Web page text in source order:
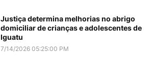
Justiça determina melhorias no abrigo
domiciliar de crianças e adolescentes de
Iguatu
7/14/2026 05:25:00 PM